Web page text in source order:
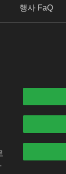
행사 FaQ